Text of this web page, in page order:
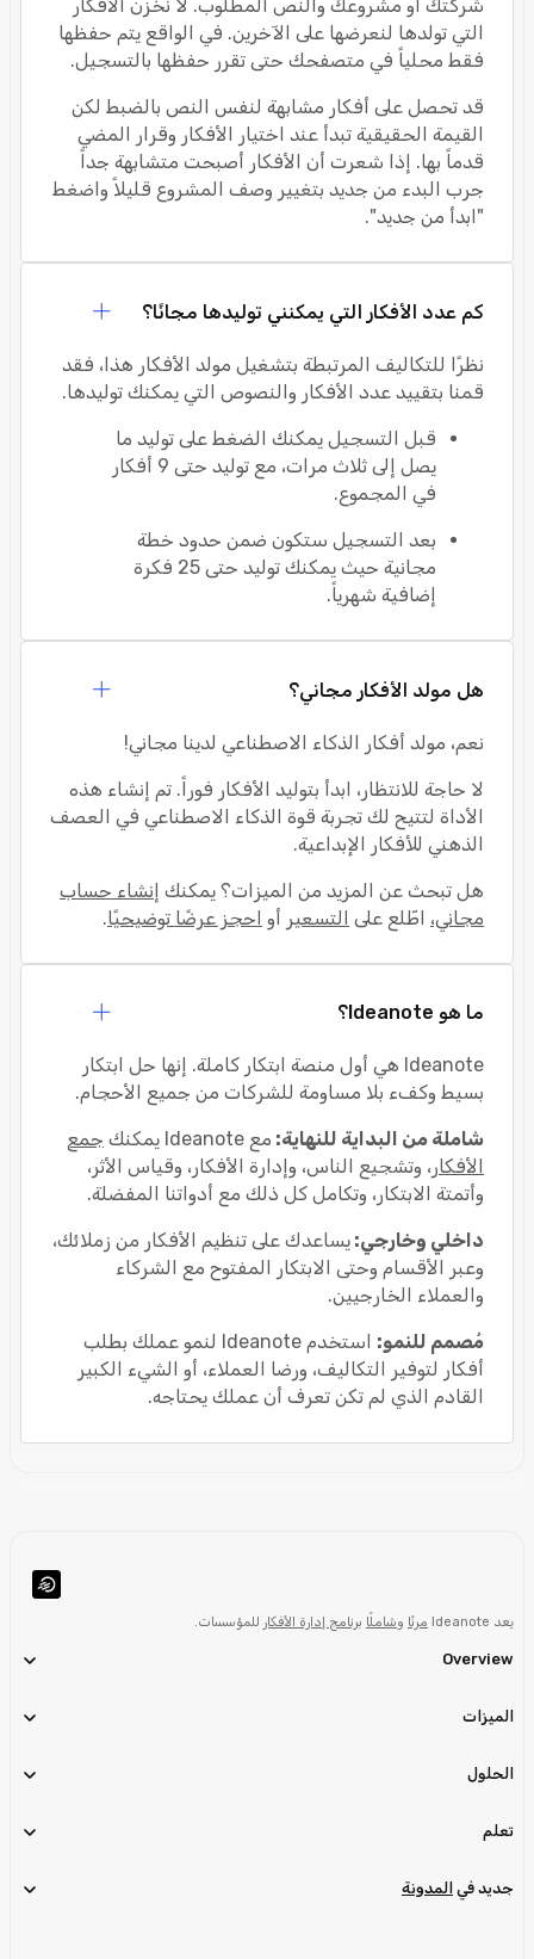
شركتك أو مشروعك والنص المطلوب. لا نخزن الأفكار
التي تولدها لنعرضها على الآخرين. في الواقع يتم حفظها
فقط محلياً في متصفحك حتى تقرر حفظها بالتسجيل.
قد تحصل على أفكار مشابهة لنفس النص بالضبط لكن
القيمة الحقيقية تبدأ عند اختيار الأفكار وقرار المضي
قدماً بها. إذا شعرت أن الأفكار أصبحت متشابهة جداً
جرب البدء من جديد بتغيير وصف المشروع قليلاً واضغط
"ابدأ من جديد".
كم عدد الأفكار التي يمكنني توليدها مجانًا؟
نظرًا للتكاليف المرتبطة بتشغيل مولد الأفكار هذا، فقد
قمنا بتقييد عدد الأفكار والنصوص التي يمكنك توليدها.
قبل التسجيل يمكنك الضغط على توليد ما
يصل إلى ثلاث مرات، مع توليد حتى 9 أفكار
في المجموع.
بعد التسجيل ستكون ضمن حدود خطة
مجانية حيث يمكنك توليد حتى 25 فكرة
إضافية شهرياً.
هل مولد الأفكار مجاني؟
نعم، مولد أفكار الذكاء الاصطناعي لدينا مجاني!
لا حاجة للانتظار، ابدأ بتوليد الأفكار فوراً. تم إنشاء هذه
الأداة لتتيح لك تجربة قوة الذكاء الاصطناعي في العصف
الذهني للأفكار الإبداعية.
هل تبحث عن المزيد من الميزات؟ يمكنك إنشاء حساب
مجاني، اطّلع على التسعير أو احجز عرضًا توضيحيًا.
ما هو Ideanote؟
Ideanote هي أول منصة ابتكار كاملة. إنها حل ابتكار
بسيط وكفء بلا مساومة للشركات من جميع الأحجام.
شاملة من البداية للنهاية: مع Ideanote يمكنك
جمع
الأفكار ، وتشجيع الناس، وإدارة الأفكار، وقياس الأثر،
وأتمتة الابتكار، وتكامل كل ذلك مع أدواتنا المفضلة.
داخلي وخارجي: يساعدك على تنظيم الأفكار من زملائك،
وعبر الأقسام وحتى الابتكار المفتوح مع الشركاء
والعملاء الخارجيين.
مُصمم للنمو:
استخدم Ideanote لنمو عملك بطلب
أفكار لتوفير التكاليف، ورضا العملاء، أو الشيء الكبير
القادم الذي لم تكن تعرف أن عملك يحتاجه.
يعد Ideanote مرنًا وشاملًا برنامج إدارة الأفكار للمؤسسات.
Overview
الميزات
الحلول
تعلم
جديد في المدونة